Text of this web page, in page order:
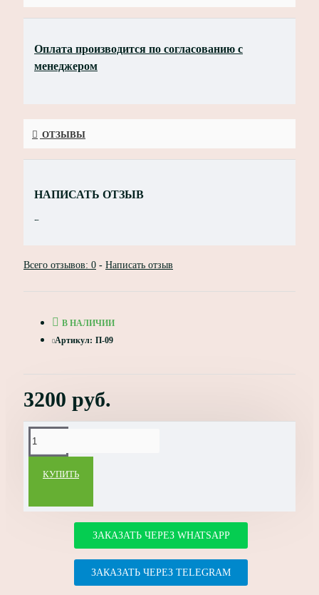
Оплата производится по согласованию с
менеджером
ОТЗЫВЫ
НАПИСАТЬ ОТЗЫВ
Ваше имя:
Ваш отзыв:
Оценка:
Всего отзывов: 0 - Написать отзыв
3200 руб.
В НАЛИЧИИ
Артикул: П-09
КУПИТЬ
ЗАКАЗАТЬ ЧЕРЕЗ WHATSAPP
ЗАКАЗАТЬ ЧЕРЕЗ TELEGRAM